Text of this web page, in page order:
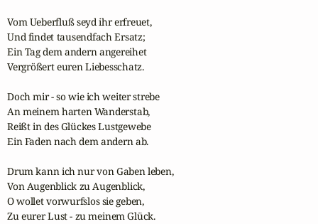
Vom Ueberfluß seyd ihr erfreuet,
Und findet tausendfach Ersatz;
Ein Tag dem andern angereihet
Vergrößert euren Liebesschatz.
Doch mir - so wie ich weiter strebe
An meinem harten Wanderstab,
Reißt in des Glückes Lustgewebe
Ein Faden nach dem andern ab.
Drum kann ich nur von Gaben leben,
Von Augenblick zu Augenblick,
O wollet vorwurfslos sie geben,
Zu eurer Lust - zu meinem Glück.